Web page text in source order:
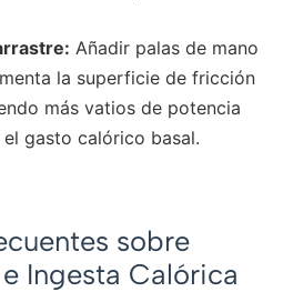
Añadir palas de mano
la superficie de fricción
más vatios de potencia
gasto calórico basal.
sobre
Ingesta Calórica